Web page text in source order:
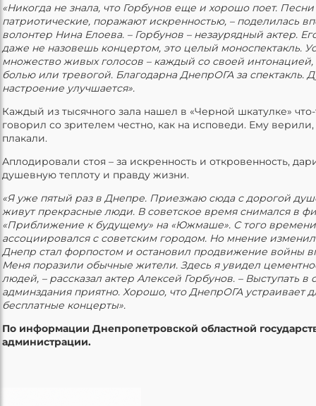
«Никогда не знала, что Горбунов еще и хорошо поет.
патриотические, поражают искренностью, – поделилась
волонтер Нина Елоева. – Горбунов – незаурядный актер.
даже не назовешь концертом, это целый моноспектакль.
множество живых голосов – каждый со своей
болью или тревогой. Благодарна ДнепрОГА за спектакль.
настроение улучшается».
Каждый из тысячного зала нашел в «Черной шкатулке»
говорил со зрителем честно, как на исповеди. Ему
плакали.
Аплодировали стоя – за искренность и откровенность,
душевную теплоту и правду жизни.
«Я уже пятый раз в Днепре. Приезжаю сюда с дорогой
живут прекрасные люди. В советское время снимался в
«Приближение к будущему» на «Южмаше». С того
ассоциировался с советским городом. Но мнение
Днепр стал форпостом и остановил продвижение войны
Меня поразили обычные жители. Здесь я увидел
людей, – рассказал актер Алексей Горбунов. – Выступать в
админздания приятно. Хорошо, что ДнепрОГА устраивает
бесплатные концерты».
По информации Днепропетровской областной
администрации.